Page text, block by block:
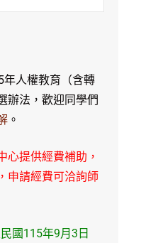
年人權教育（含轉
辦法，歡迎同學們
。
心提供經費補助，
申請經費可洽詢師
國115年9月3日